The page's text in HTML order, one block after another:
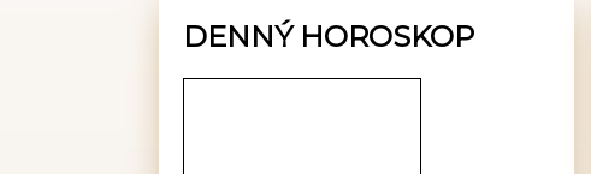
DENNÝ HOROSKOP